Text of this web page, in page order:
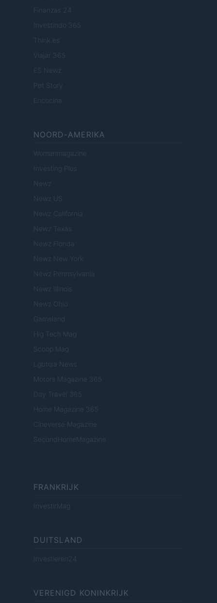
Finanzas 24
Investindo 365
Think.es
Viajar 365
ES Newz
Pet Story
Encocina
NOORD-AMERIKA
Womanmagazine
Investing Plus
Newz
Newz US
Newz California
Newz Texas
Newz Florida
Newz New York
Newz Pennsylvania
Newz Illinois
Newz Ohio
Gameland
Hig Tech Mag
Scoop Mag
Lgbtqia News
Motors Magazine 365
Day Travel 365
Home Magazine 365
Cineverse Magazine
SecondHomeMagazine
FRANKRIJK
InvestirMag
DUITSLAND
Investieren24
VERENIGD KONINKRIJK